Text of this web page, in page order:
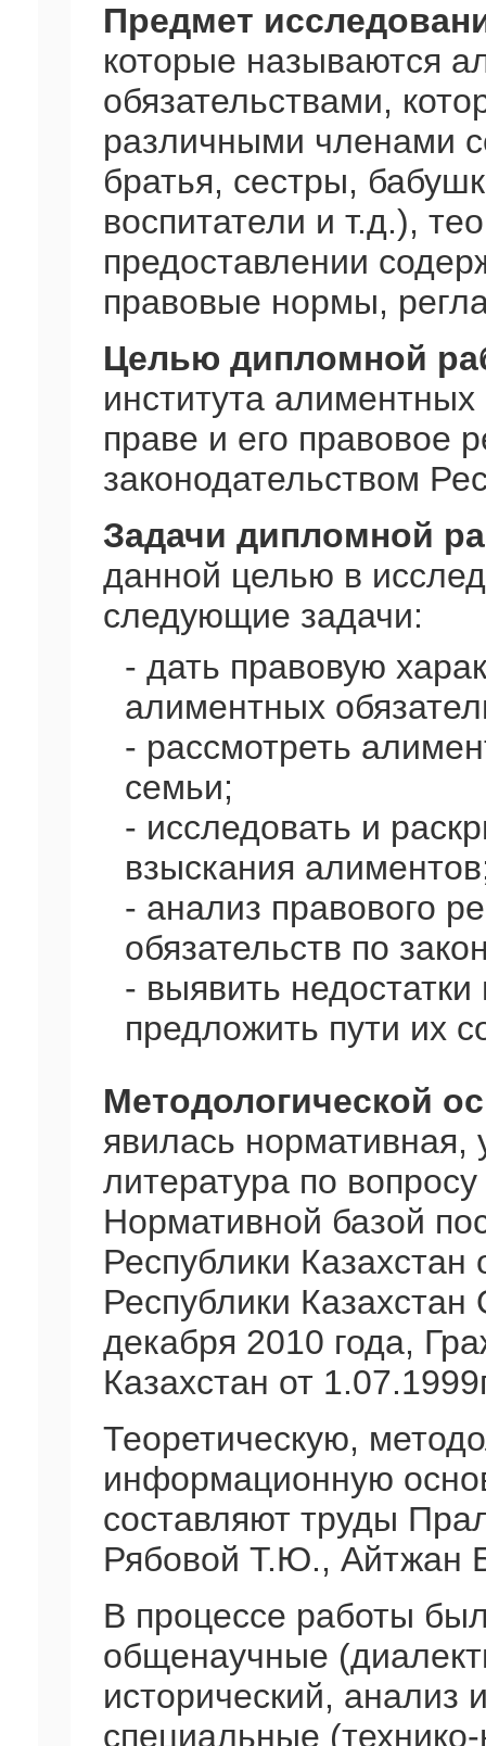
Предмет
которые называются
обязательствами,
различными членами
братья, сестры,
воспитатели и т.д.),
предоставлении
правовые нормы,
Целью дипломной
института
праве и его правовое
законодательством
Задачи дипломной
данной целью в
следующие задачи:
- дать правовую
алиментных
- рассмотреть
семьи;
- исследовать и
взыскания
- анализ правового
обязательств по
- выявить недостатки
предложить пути их
Методологической
явилась нормативная,
литература по
Нормативной базой
Республики Казахстан
Республики
декабря 2010 года,
Казахстан от
Теоретическую,
информационную
составляют труды
Рябовой Т.Ю., Айтжан
В процессе работы
общенаучные
исторический, анализ
специальные